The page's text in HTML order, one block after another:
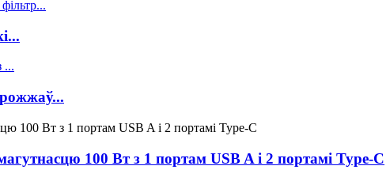
100 Вт з 1 портам USB A і 2 портамі Type-C